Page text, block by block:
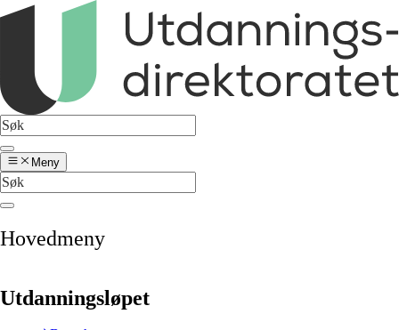
Meny
Hovedmeny
Utdanningsløpet